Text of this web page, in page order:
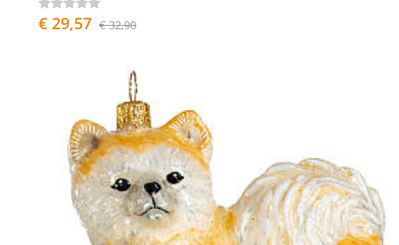
€ 29,57 € 32,90